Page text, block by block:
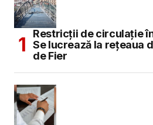
Restricții de circulație
Se lucrează la rețeaua
de Fier